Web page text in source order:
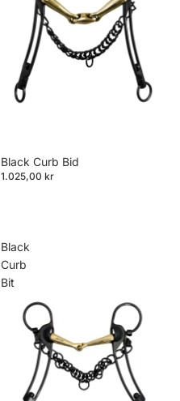
Black Curb Bid
1.025,00 kr
Black
Curb
Bit